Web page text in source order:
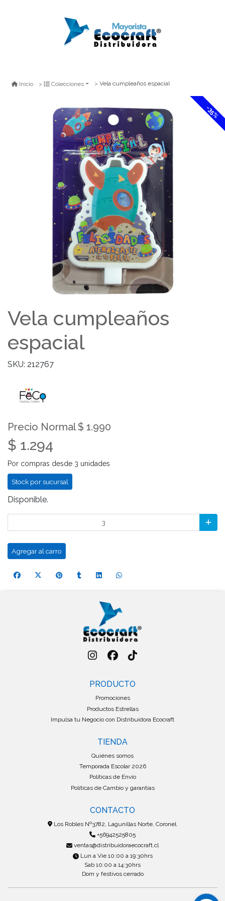
Inicio Colecciones Vela cumpleaños espacial
-35%
Vela cumpleaños
espacial
SKU: 212767
Precio Normal $ 1.990
$ 1.294
Por compras desde 3 unidades
Stock por sucursal
Disponible.
Agregar al carro
PRODUCTO
Promociones
Productos Estrellas
Impulsa tu Negocio con Distribuidora Ecocraft
TIENDA
Quiénes somos
Temporada Escolar 2026
Políticas de Envío
Políticas de Cambio y garantías
CONTACTO
Los Robles Nº3782, Lagunillas Norte, Coronel.
+56942525805
ventas@distribuidoraecocraft.cl
Lun a Vie 10:00 a 19:30hrs
Sab 10:00 a 14:30hrs
Dom y festivos cerrado